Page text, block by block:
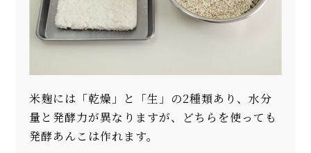
米麹には「乾燥」と「生」の2種類あり、水分
量と発酵力が異なりますが、どちらを使っても
発酵あんこは作れます。